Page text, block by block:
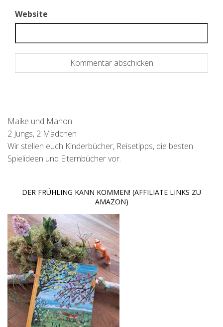
Website
Maike und Manon
2 Jungs, 2 Mädchen
Wir stellen euch Kinderbücher, Reisetipps, die besten
Spielideen und Elternbücher vor.
DER FRÜHLING KANN KOMMEN! (AFFILIATE LINKS ZU
AMAZON)